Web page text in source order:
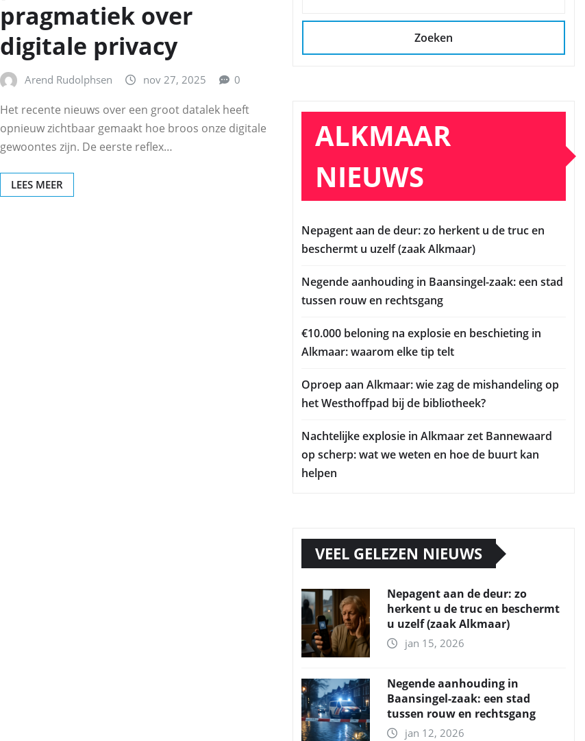
pragmatiek over
digitale privacy
Arend Rudolphsen nov 27, 2025 0
Het recente nieuws over een groot datalek heeft
opnieuw zichtbaar gemaakt hoe broos onze digitale
gewoontes zijn. De eerste reflex…
LEES MEER
Zoeken
ALKMAAR
NIEUWS
Nepagent aan de deur: zo herkent u de truc en
beschermt u uzelf (zaak Alkmaar)
Negende aanhouding in Baansingel-zaak: een stad
tussen rouw en rechtsgang
€10.000 beloning na explosie en beschieting in
Alkmaar: waarom elke tip telt
Oproep aan Alkmaar: wie zag de mishandeling op
het Westhoffpad bij de bibliotheek?
Nachtelijke explosie in Alkmaar zet Bannewaard
op scherp: wat we weten en hoe de buurt kan
helpen
VEEL GELEZEN NIEUWS
Nepagent aan de deur: zo
herkent u de truc en beschermt
u uzelf (zaak Alkmaar)
jan 15, 2026
Negende aanhouding in
Baansingel-zaak: een stad
tussen rouw en rechtsgang
jan 12, 2026